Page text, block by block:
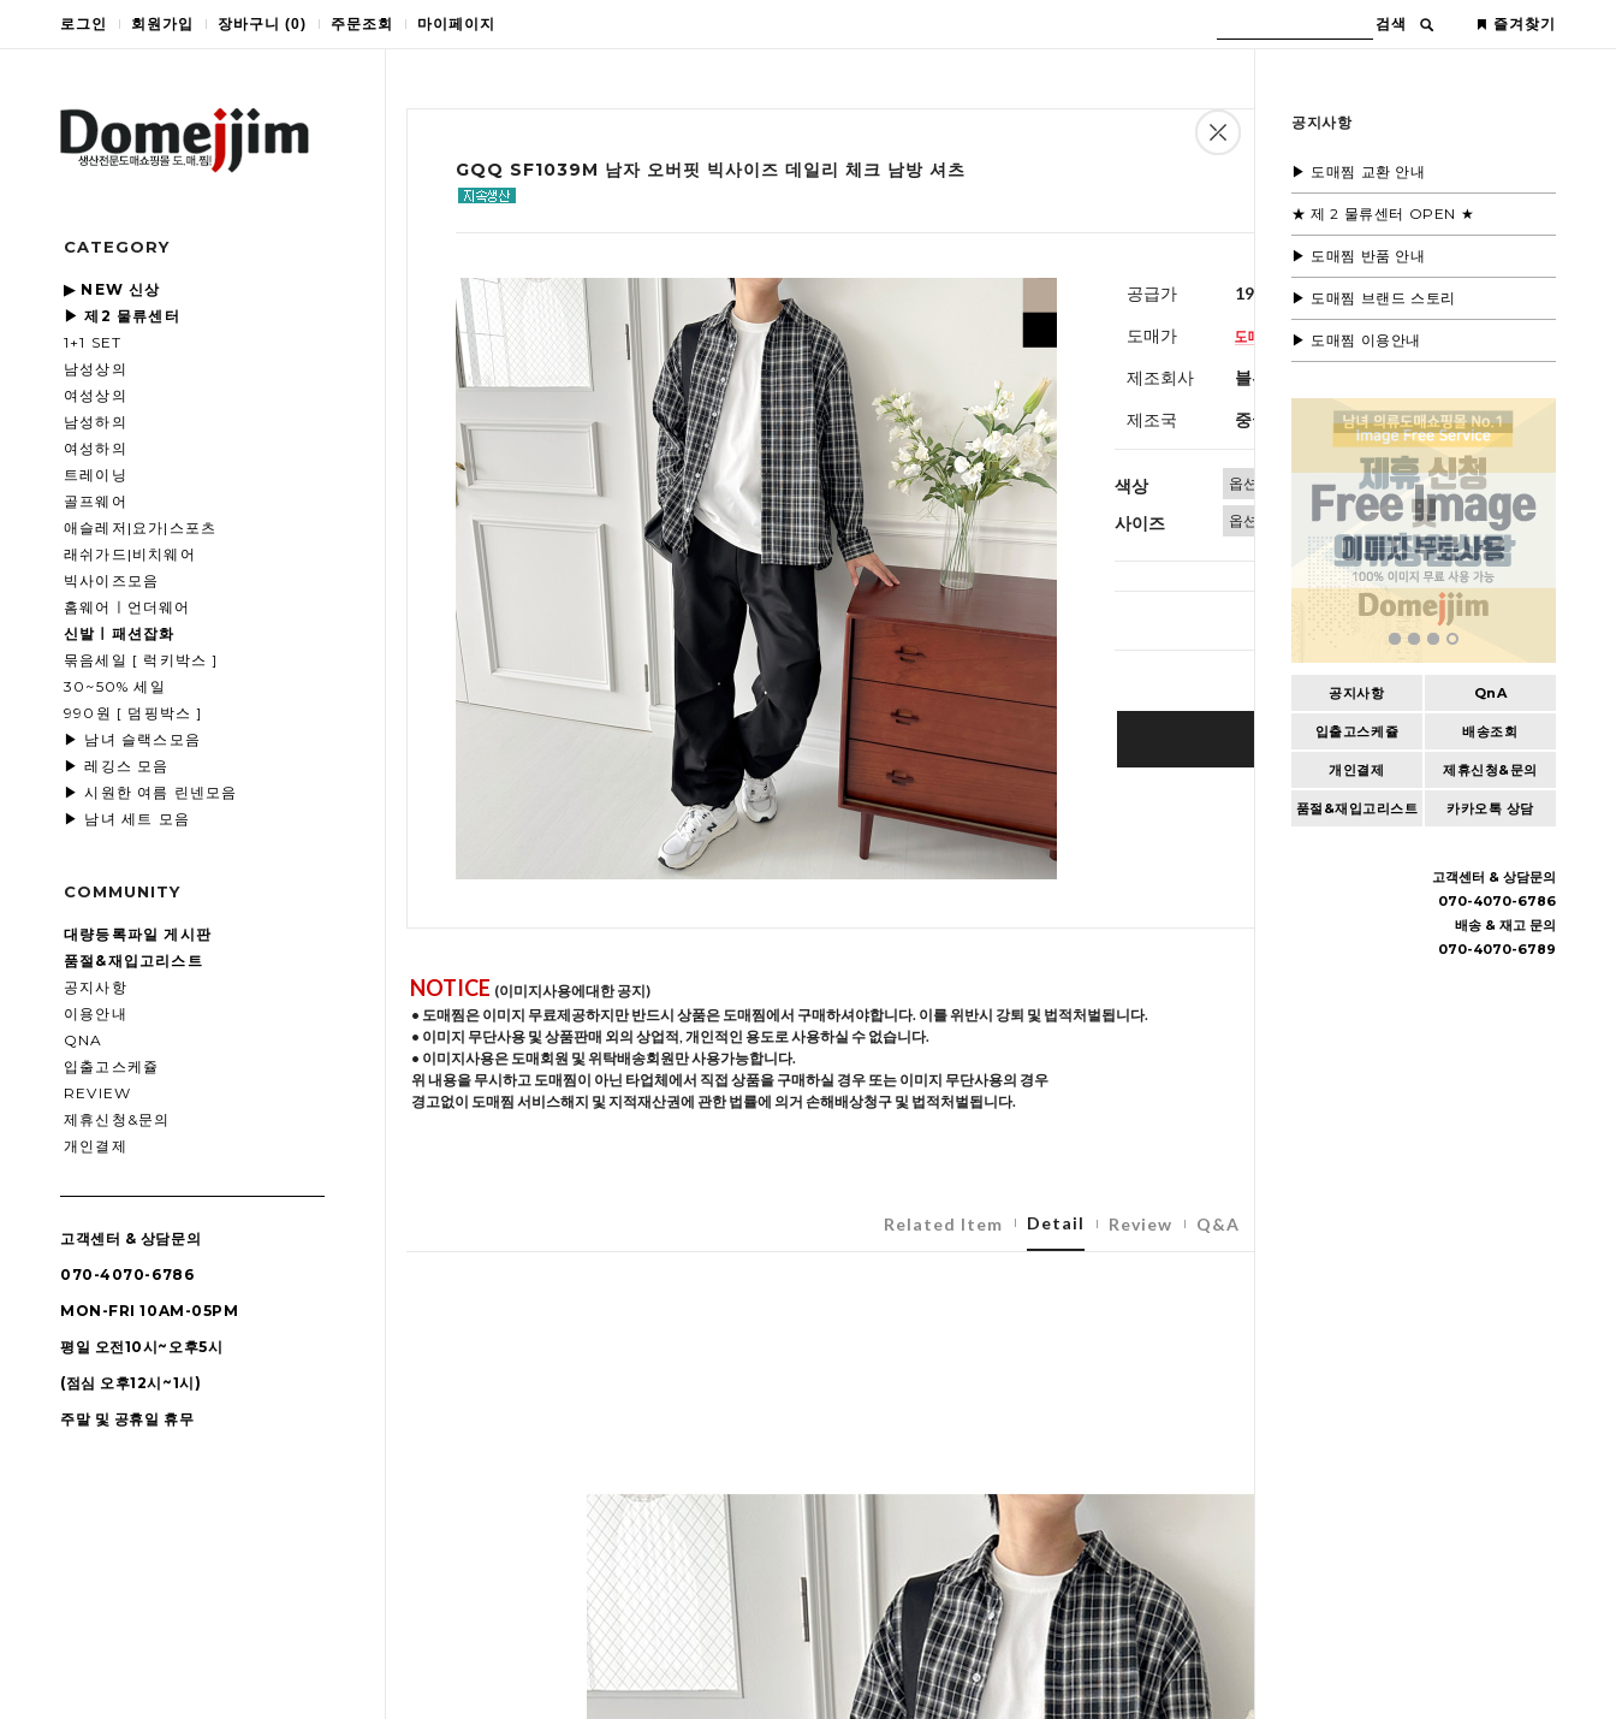
로그인 회원가입 장바구니 (0) 주문조회 마이페이지 검색 즐겨찾기
CATEGORY
▶ NEW 신상
▶ 제2 물류센터
1+1 SET
남성상의
여성상의
남성하의
여성하의
트레이닝
골프웨어
애슬레저|요가|스포츠
래쉬가드|비치웨어
빅사이즈모음
홈웨어ㅣ언더웨어
신발ㅣ패션잡화
묶음세일 [ 럭키박스 ]
30~50% 세일
990원 [ 덤핑박스 ]
▶ 남녀 슬랙스모음
▶ 레깅스 모음
▶ 시원한 여름 린넨모음
▶ 남녀 세트 모음
COMMUNITY
대량등록파일 게시판
품절&재입고리스트
공지사항
이용안내
QNA
입출고스케쥴
REVIEW
제휴신청&문의
개인결제
고객센터 & 상담문의
070-4070-6786
MON-FRI 10AM-05PM
평일 오전10시~오후5시
(점심 오후12시~1시)
주말 및 공휴일 휴무
공지사항
▶ 도매찜 교환 안내
★ 제 2 물류센터 OPEN ★
▶ 도매찜 반품 안내
▶ 도매찜 브랜드 스토리
▶ 도매찜 이용안내
공지사항 QnA
입출고스케쥴 배송조회
개인결제 제휴신청&문의
품절&재입고리스트 카카오톡 상담
고객센터 & 상담문의
070-4070-6786
배송 & 재고 문의
070-4070-6789
GQQ SF1039M 남자 오버핏 빅사이즈 데일리 체크 남방 셔츠
공급가 19,600원(부가세별도)
도매가
제조회사 블루모드 제휴사
제조국 중국
색상
사이즈
BUY IT NOW
Cart Wishlist
NOTICE (이미지사용에대한 공지)
• 도매찜은 이미지 무료제공하지만 반드시 상품은 도매찜에서 구매하셔야합니다. 이를 위반시 강퇴 및 법적처벌됩니다.
• 이미지 무단사용 및 상품판매 외의 상업적, 개인적인 용도로 사용하실 수 없습니다.
• 이미지사용은 도매회원 및 위탁배송회원만 사용가능합니다.
위 내용을 무시하고 도매찜이 아닌 타업체에서 직접 상품을 구매하실 경우 또는 이미지 무단사용의 경우
경고없이 도매찜 서비스해지 및 지적재산권에 관한 법률에 의거 손해배상청구 및 법적처벌됩니다.
Related Item Detail Review Q&A